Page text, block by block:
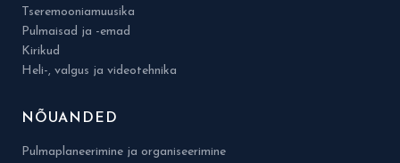
Tseremooniamuusika
Pulmaisad ja -emad
Kirikud
Heli-, valgus ja videotehnika
NÕUANDED
Pulmaplaneerimine ja organiseerimine